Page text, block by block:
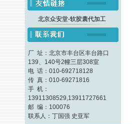
北京众安堂-软胶囊代加工
厂 址：北京市丰台区丰台路口
139、140号2幢三层308室
电 话：010-692718128
传 真：010-69271816
手 机：
13911308529,13911727661
邮 编：100076
联系人：丁国强 史亚军